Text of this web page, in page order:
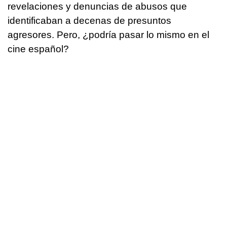
revelaciones y denuncias de abusos que
identificaban a decenas de presuntos
agresores. Pero, ¿podría pasar lo mismo en el
cine español?